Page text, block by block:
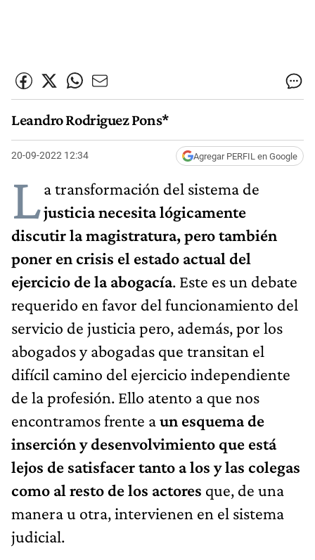
Leandro Rodriguez Pons*
20-09-2022 12:34 Agregar PERFIL en Google
La transformación del sistema de
justicia necesita lógicamente
discutir la magistratura, pero también
poner en crisis el estado actual del
ejercicio de la abogacía. Este es un debate
requerido en favor del funcionamiento del
servicio de justicia pero, además, por los
abogados y abogadas que transitan el
difícil camino del ejercicio independiente
de la profesión. Ello atento a que nos
encontramos frente aun esquema de
inserción y desenvolvimiento que está
lejos de satisfacer tanto a los y las colegas
como al resto de los actores que, de una
manera u otra, intervienen en el sistema
judicial.